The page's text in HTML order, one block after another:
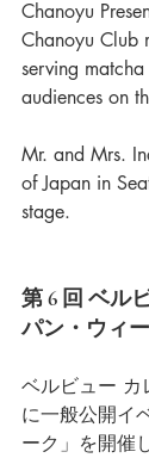
Chanoyu
Chanoyu Club
serving
audiences on
Mr. and Mrs.
of Japan in
stage.
第 6 回 ベル
パン・ウィ
ベルビュー
に一般公開イ
ーク」を開催